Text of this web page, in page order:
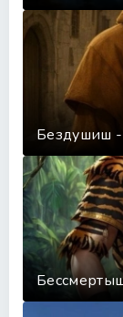
Бездушиш